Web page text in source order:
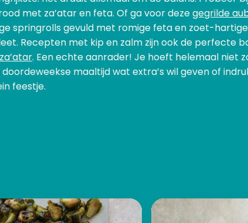
met za’atar en feta. Of ga voor dezegegrilde
springrolls gevuld met romige feta en zoet-
Recepten met kip en zalm zijn ook de perfecte
. Een echte aanrader! Je hoeft helemaal niet
maaltijd wat extra’s wil geven of
feestje.